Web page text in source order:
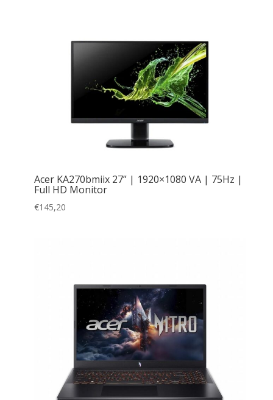
Acer KA270bmiix 27” | 1920×1080 VA | 75Hz |
Full HD Monitor
€145,20